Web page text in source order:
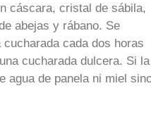
cáscara, cristal de sábila,
abejas y rábano. Se
cada dos horas
cucharada dulcera. Si la
agua de panela ni miel